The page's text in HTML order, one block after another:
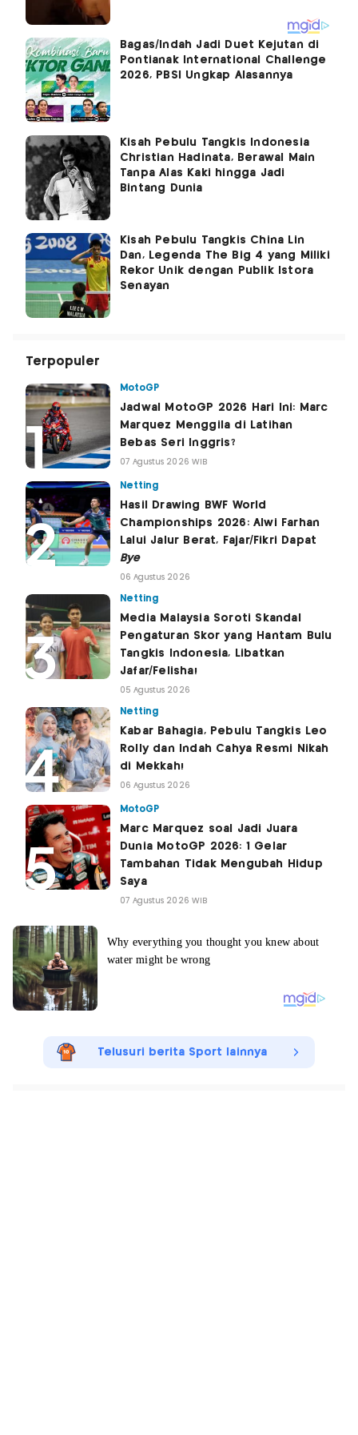
Bagas/Indah Jadi Duet Kejutan di
Pontianak International Challenge
2026, PBSI Ungkap Alasannya
Kisah Pebulu Tangkis Indonesia
Christian Hadinata, Berawal Main
Tanpa Alas Kaki hingga Jadi
Bintang Dunia
Kisah Pebulu Tangkis China Lin
Dan, Legenda The Big 4 yang Miliki
Rekor Unik dengan Publik Istora
Senayan
Terpopuler
MotoGP
Jadwal MotoGP 2026 Hari Ini: Marc
Marquez Menggila di Latihan
Bebas Seri Inggris?
07 Agustus 2026 WIB
Netting
Hasil Drawing BWF World
Championships 2026: Alwi Farhan
Lalui Jalur Berat, Fajar/Fikri Dapat
Bye
06 Agustus 2026
Netting
Media Malaysia Soroti Skandal
Pengaturan Skor yang Hantam Bulu
Tangkis Indonesia, Libatkan
Jafar/Felisha!
05 Agustus 2026
Netting
Kabar Bahagia, Pebulu Tangkis Leo
Rolly dan Indah Cahya Resmi Nikah
di Mekkah!
06 Agustus 2026
MotoGP
Marc Marquez soal Jadi Juara
Dunia MotoGP 2026: 1 Gelar
Tambahan Tidak Mengubah Hidup
Saya
07 Agustus 2026 WIB
Telusuri berita Sport lainnya